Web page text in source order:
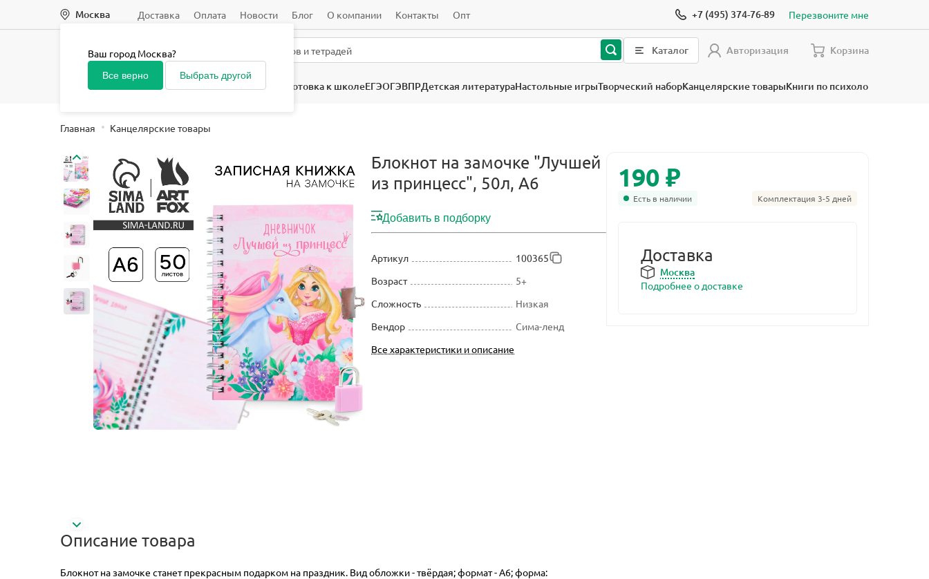
Москва
Ваш город Москва?
Все верно Выбрать другой
Доставка Оплата Новости Блог О компании Контакты Опт +7 (495) 374-76-89 Перезвоните мне
Каталог Авторизация Корзина
Начальная школа Средняя и старшая школа Подготовка к школеЕГЭОГЭВПРДетская литератураНастольные игрыТворческий наборКанцелярские товарыКниги по психологии
Главная Канцелярские товары
Блокнот на замочке "Лучшей
из принцесс", 50л, А6
Добавить в подборку
Артикул
100365
Возраст
5+
Сложность
Низкая
Вендор
Сима-ленд
Все характеристики и описание
Описание товара
Блокнот на замочке станет прекрасным подарком на праздник. Вид обложки - твёрдая; формат - А6; форма:
190 ₽
Есть в наличии Комплектация 3-5 дней
Доставка
Москва
Подробнее о доставке